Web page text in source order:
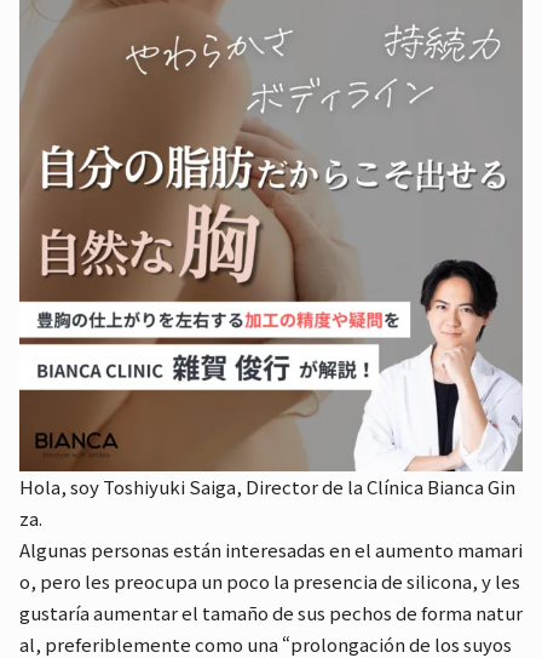
Hola, soy Toshiyuki Saiga, Director de la Clínica Bianca Gin
za.
Algunas personas están interesadas en el aumento mamari
o, pero les preocupa un poco la presencia de silicona, y les
gustaría aumentar el tamaño de sus pechos de forma natur
al, preferiblemente como una “prolongación de los suyos